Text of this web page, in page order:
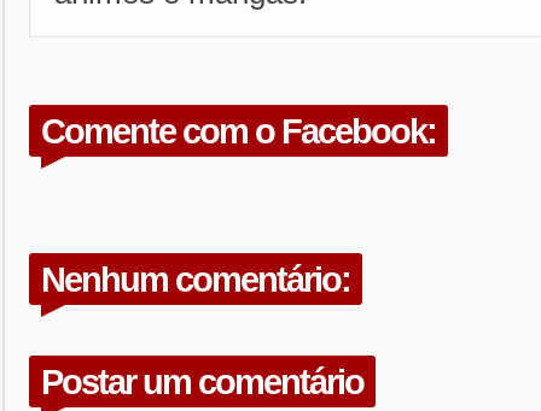
Comente com o Facebook:
Nenhum comentário:
Postar um comentário